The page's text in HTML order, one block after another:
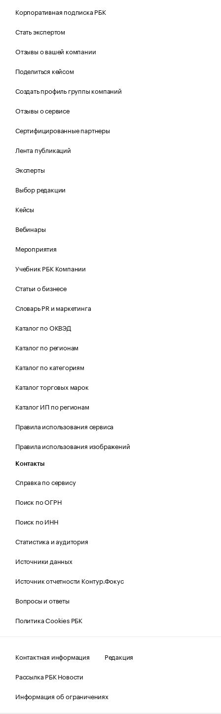
Корпоративная подписка РБК
Стать экспертом
Отзывы о вашей компании
Поделиться кейсом
Создать профиль группы компаний
Отзывы о сервисе
Сертифицированные партнеры
Лента публикаций
Эксперты
Выбор редакции
Кейсы
Вебинары
Мероприятия
Учебник РБК Компании
Статьи о бизнесе
Словарь PR и маркетинга
Каталог по ОКВЭД
Каталог по регионам
Каталог по категориям
Каталог торговых марок
Каталог ИП по регионам
Правила использования сервиса
Правила использования изображений
Контакты
Справка по сервису
Поиск по ОГРН
Поиск по ИНН
Статистика и аудитория
Источники данных
Источник отчетности Контур.Фокус
Вопросы и ответы
Политика Cookies РБК
Контактная информация
Редакция
Рассылка РБК Новости
Информация об ограничениях